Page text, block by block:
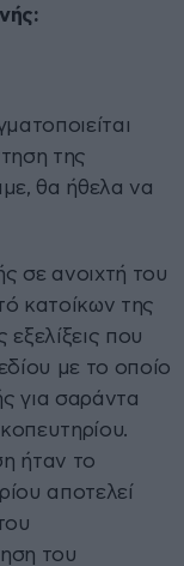
της
θα ήθελα να
σε ανοιχτή του
κατοίκων της
που
με το οποίο
για σαράντα
ήταν το
αποτελεί
του